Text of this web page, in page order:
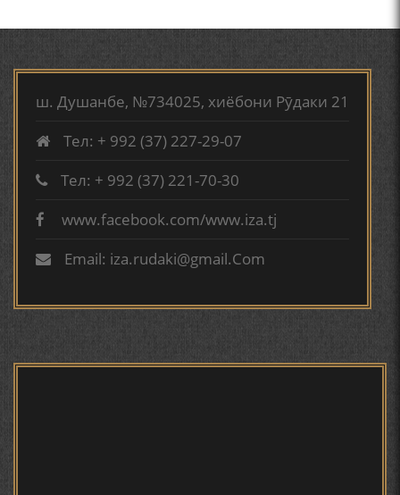
ТАРЧУМАИ ХОЛ/MIRZO
Сайри осорхона - Мирзо
ВАСФИ МОДАР ДАР НАМУНАҲОИ ОСОРИ ШИФОҲИ
ВОЖАҲОИ НУРОНИИ ШЕЪР АНЗУРАТИ МАЛИКЗОД.
ТАСАВВУРИ МАРДУМ ДАР ХУСУСИ ИШҚИ РӮДАКӢ
ФАРИДУН ИСМОИЛОВ.
СЕҲРИ СУХАН ВА ҚУДРАТИ БАЁНИ УСТОД АЙНӢ
ш. Душанбе, №734025, хиёбони Рӯдаки 21
Тел: + 992 (37) 227-29-07
Тел: + 992 (37) 221-70-30
www.facebook.com/www.iza.tj
Email: iza.rudaki@gmail.Com